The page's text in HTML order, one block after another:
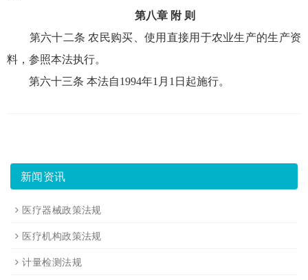
第八章 附 则
第六十二条 农民购买、使用直接用于农业生产的生产资
料，参照本法执行。
第六十三条 本法自1994年1月1日起施行。
新闻资讯
医疗器械政策法规
医疗机构政策法规
计量检测法规